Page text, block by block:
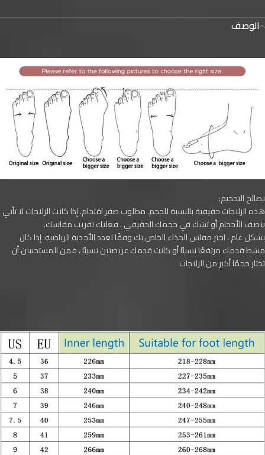
الوصف
نصائح التحجيم:
هذه الزلاجات حقيقية بالنسبة للحجم. مطلوب صفر اقتحام. إذا كانت الزلاجات لا تأتي
بنصف الأحجام أو تشك في حجمك الحقيقي ، فعليك تقريب مقاسك.
بشكل عام ، اختر مقاس الحذاء الخاص بك وفقًا لعدد الأحذية الرياضية. إذا كان
مشط قدمك مرتفعًا نسبيًا أو كانت قدمك عريضتين نسبيًا ، فمن المستحسن أن
تختار حجمًا أكبر من الزلاجات